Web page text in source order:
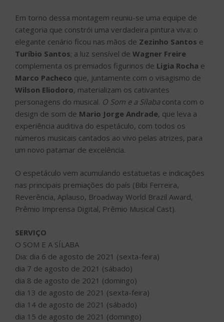
Em torno dessa montagem reuniu-se uma equipe de
categoria que constrói uma verdadeira pintura viva: o
elegante cenário ficou nas mãos de Zezinho Santos e
Turíbio Santos; a luz sensível de Wagner Freire
complementa os premiados figurinos de Ligia Rocha e
Marco Pacheco que, juntamente com o visagismo de
Wilson Eliodoro, materializam os cativantes
personagens do musical. O Som e a Sílabaconta com o
design de som de Mario Jorge Andrade, que leva a
experiência auditiva do espetáculo, com todos os
números musicais cantados ao vivo pelas atrizes, para
um novo patamar de excelência.
O espetáculo vem acumulando estatuetas e indicações
nas principais premiações do país (Bibi Ferreira,
Reverência, Aplauso, Broadway World Brazil Award,
Prêmio Imprensa Digital, Prêmio Musical Cast).
SERVIÇO
O SOM E A SÍLABA
Dia: dia 6 de agosto de 2021 (sexta-feira)
dia 7 de agosto de 2021 (sábado)
dia 8 de agosto de 2021 (domingo)
dia 13 de agosto de 2021 (sexta-feira)
dia 14 de agosto de 2021 (sábado)
dia 15 de agosto de 2021 (domingo)